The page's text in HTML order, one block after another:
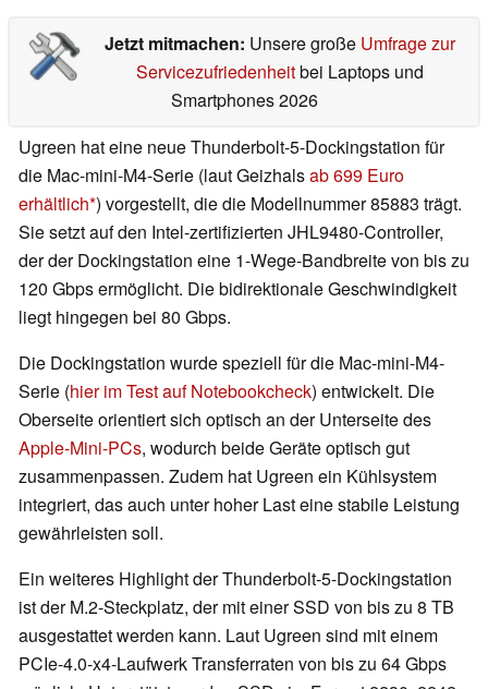
Jetzt mitmachen: Unsere große Umfrage zur
Servicezufriedenheitbei Laptops und
Smartphones 2026
Ugreen hat eine neue Thunderbolt-5-Dockingstation für
die Mac-mini-M4-Serie (laut Geizhalsab 699 Euro
erhältlich ) vorgestellt, die die Modellnummer 85883 trägt.
Sie setzt auf den Intel-zertifizierten JHL9480-Controller,
der der Dockingstation eine 1-Wege-Bandbreite von bis zu
120 Gbps ermöglicht. Die bidirektionale Geschwindigkeit
liegt hingegen bei 80 Gbps.
Die Dockingstation wurde speziell für die Mac-mini-M4-
Serie (hier im Test auf Notebookcheck) entwickelt. Die
Oberseite orientiert sich optisch an der Unterseite des
Apple-Mini-PCs, wodurch beide Geräte optisch gut
zusammenpassen. Zudem hat Ugreen ein Kühlsystem
integriert, das auch unter hoher Last eine stabile Leistung
gewährleisten soll.
Ein weiteres Highlight der Thunderbolt-5-Dockingstation
ist der M.2-Steckplatz, der mit einer SSD von bis zu 8 TB
ausgestattet werden kann. Laut Ugreen sind mit einem
PCIe-4.0-x4-Laufwerk Transferraten von bis zu 64 Gbps